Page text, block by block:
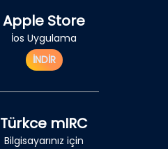
Apple Store
İos Uygulama
İNDİR
Türkce mIRC
Bilgisayarınız için